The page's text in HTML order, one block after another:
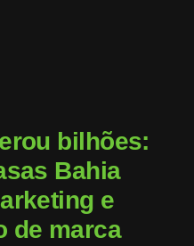
bilhões:
Bahia
e
de marca